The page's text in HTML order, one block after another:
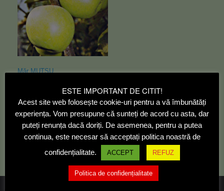
Măr MUTSU
Citește mai mult
ESTE IMPORTANT DE CITIT!
Acest site web folosește cookie-uri pentru a vă îmbunătăți
experiența. Vom presupune că sunteți de acord cu asta, dar
puteți renunța dacă doriți. De asemenea, pentru a putea
continua, este necesar să acceptați politica noastră de
confidențialitate.
ACCEPT REFUZ
Politica de confidențialitate